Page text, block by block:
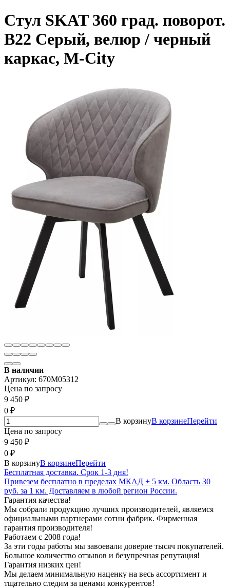
Стул SKAT 360 град. поворот.
B22 Серый, велюр / черный
каркас, М-City
В наличии
Артикул: 670M05312
Цена по запросу
9 450 ₽
0 ₽
В корзинуВ корзинеПерейти
Цена по запросу
9 450 ₽
0 ₽
В корзинуВ корзинеПерейти
Бесплатная доставка. Срок 1-3 дня!
Привезем бесплатно в пределах МКАД + 5 км. Область 30
руб. за 1 км. Доставляем в любой регион России.
Гарантия качества!
Мы собрали продукцию лучших производителей, являемся
официальными партнерами сотни фабрик. Фирменная
гарантия производителя!
Работаем с 2008 года!
За эти годы работы мы завоевали доверие тысяч покупателей.
Большое количество отзывов и безупречная репутация!
Гарантия низких цен!
Мы делаем минимальную наценку на весь ассортимент и
тщательно следим за ценами конкурентов!